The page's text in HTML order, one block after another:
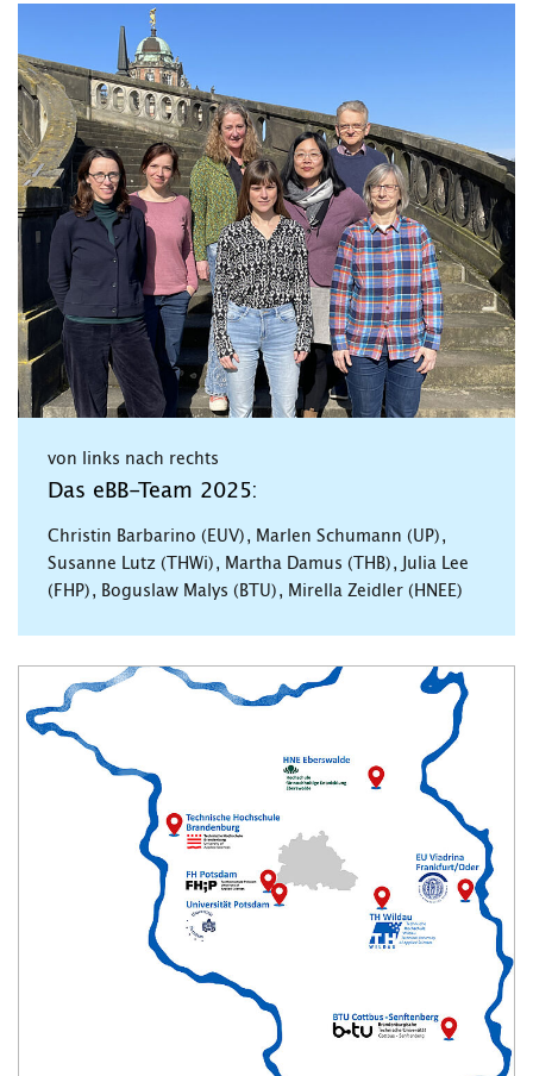
von links nach rechts
Das eBB-Team 2025:
Christin Barbarino (EUV), Marlen Schumann (UP),
Susanne Lutz (THWi), Martha Damus (THB), Julia Lee
(FHP), Boguslaw Malys (BTU), Mirella Zeidler (HNEE)